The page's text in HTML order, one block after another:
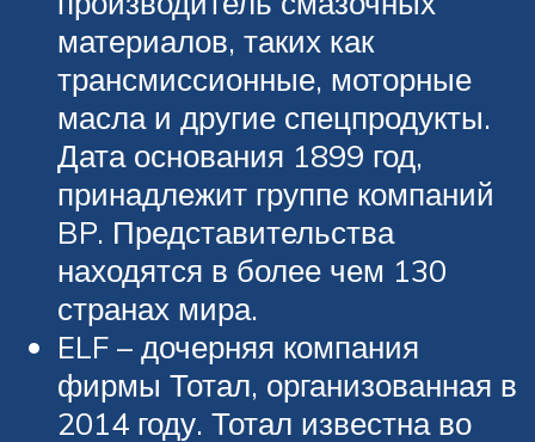
материалов, таких как
трансмиссионные, моторные
масла и другие спецпродукты.
Дата основания 1899 год,
принадлежит группе компаний
BP. Представительства
находятся в более чем 130
странах мира.
ELF – дочерняя компания
фирмы Тотал, организованная в
2014 году. Тотал известна во